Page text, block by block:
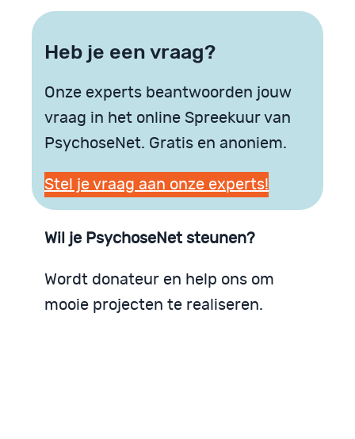
Heb je een vraag?
Onze experts beantwoorden jouw
vraag in het online Spreekuur van
PsychoseNet. Gratis en anoniem.
Stel je vraag aan onze experts!
Wil je PsychoseNet steunen?
Wordt donateur en help ons om
mooie projecten te realiseren.